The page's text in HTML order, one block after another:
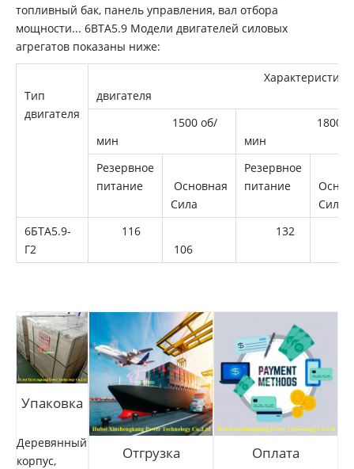
Восстановленный длинный блок Cummins 6B5.9
топливный бак, панель управления, вал отбора
мощности... 6BTA5.9 Модели двигателей силовых
агрегатов показаны ниже:
Тип
двигателя
Характеристики
двигателя
1500 об/
мин
1800
мин
Резервное
питание
Основная
Сила
Резервное
питание
Сила
6БТА5.9-
Г2
116
106
132
Упаковка
Деревянный
корпус,
Отгрузка Оплата